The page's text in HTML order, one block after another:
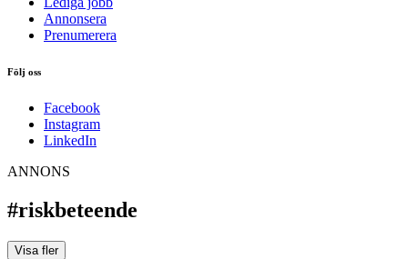
Annonsera
Prenumerera
Följ oss
Facebook
Instagram
LinkedIn
ANNONS
#riskbeteende
Visa fler